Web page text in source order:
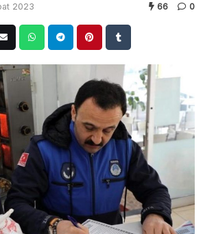
2023 66 0